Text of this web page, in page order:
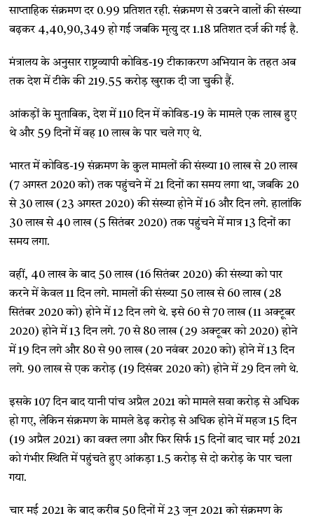
साप्ताहिक संक्रमण दर 0.99 प्रतिशत रही. संक्रमण से उबरने वालों की संख्या
बढ़कर 4,40,90,349 हो गई जबकि मृत्यु दर 1.18 प्रतिशत दर्ज की गई है.
मंत्रालय के अनुसार राष्ट्रव्यापी कोविड-19 टीकाकरण अभियान के तहत अब
तक देश में टीके की 219.55 करोड़ खुराक दी जा चुकी हैं.
आंकड़ों के मुताबिक, देश में 110 दिन में कोविड-19 के मामले एक लाख हुए
थे और 59 दिनों में वह 10 लाख के पार चले गए थे.
भारत में कोविड-19 संक्रमण के कुल मामलों की संख्या 10 लाख से 20 लाख
(7 अगस्त 2020 को) तक पहुंचने में 21 दिनों का समय लगा था, जबकि 20
से 30 लाख (23 अगस्त 2020) की संख्या होने में 16 और दिन लगे. हालांकि
30 लाख से 40 लाख (5 सितंबर 2020) तक पहुंचने में मात्र 13 दिनों का
समय लगा.
वहीं, 40 लाख के बाद 50 लाख (16 सितंबर 2020) की संख्या को पार
करने में केवल 11 दिन लगे. मामलों की संख्या 50 लाख से 60 लाख (28
सितंबर 2020 को) होने में 12 दिन लगे थे. इसे 60 से 70 लाख (11 अक्टूबर
2020) होने में 13 दिन लगे. 70 से 80 लाख (29 अक्टूबर को 2020) होने
में 19 दिन लगे और 80 से 90 लाख (20 नवंबर 2020 को) होने में 13 दिन
लगे. 90 लाख से एक करोड़ (19 दिसंबर 2020 को) होने में 29 दिन लगे थे.
इसके 107 दिन बाद यानी पांच अप्रैल 2021 को मामले सवा करोड़ से अधिक
हो गए, लेकिन संक्रमण के मामले डेढ़ करोड़ से अधिक होने में महज 15 दिन
(19 अप्रैल 2021) का वक्त लगा और फिर सिर्फ 15 दिनों बाद चार मई 2021
को गंभीर स्थिति में पहुंचते हुए आंकड़ा 1.5 करोड़ से दो करोड़ के पार चला
गया.
चार मई 2021 के बाद करीब 50 दिनों में 23 जून 2021 को संक्रमण के